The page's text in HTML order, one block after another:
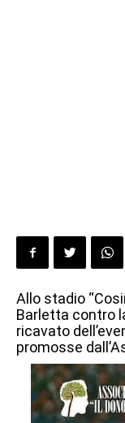
Allo stadio
Barletta contro
ricavato
promosse